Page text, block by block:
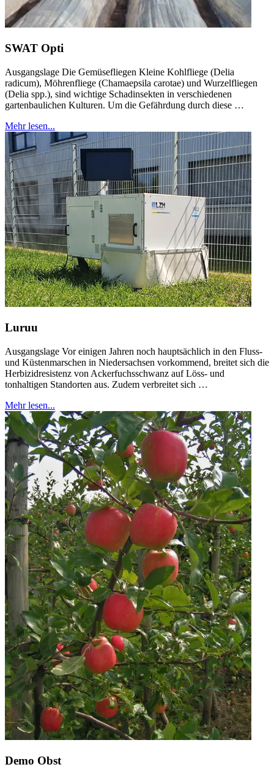
SWAT Opti
Ausgangslage Die Gemüsefliegen Kleine Kohlfliege (Delia
radicum), Möhrenfliege (Chamaepsila carotae) und Wurzelfliegen
(Delia spp.), sind wichtige Schadinsekten in verschiedenen
gartenbaulichen Kulturen. Um die Gefährdung durch diese …
Mehr lesen...
Luruu
Ausgangslage Vor einigen Jahren noch hauptsächlich in den Fluss-
und Küstenmarschen in Niedersachsen vorkommend, breitet sich die
Herbizidresistenz von Ackerfuchsschwanz auf Löss- und
tonhaltigen Standorten aus. Zudem verbreitet sich …
Mehr lesen...
Demo Obst